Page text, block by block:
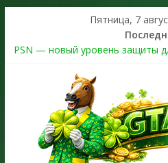
Пятница, 7
PSN — новый уровень защиты
The Kortz Center Heist выйдет в
Регистрация в Rockstar Games
как зарегистрировать аккаунт
Получайте особые награды в
Fine Art Collector